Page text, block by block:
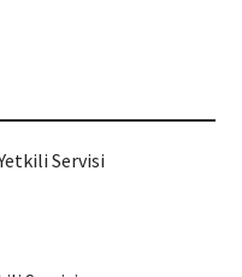
Servisi